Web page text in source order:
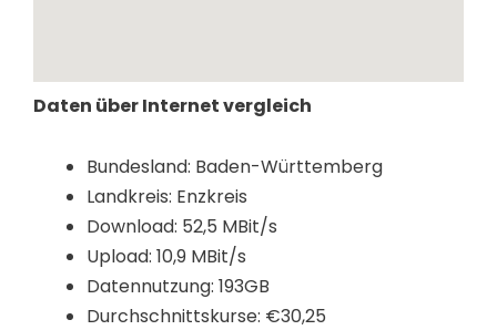
Daten über Internet vergleich
Bundesland: Baden-Württemberg
Landkreis: Enzkreis
Download: 52,5 MBit/s
Upload: 10,9 MBit/s
Datennutzung: 193GB
Durchschnittskurse: €30,25